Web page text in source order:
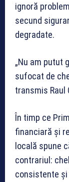
ignoră
secund
degradate.
„Nu am putut
sufocat de
transmis Raul
În timp ce
financiară și
locală spune
contrariul:
consistente